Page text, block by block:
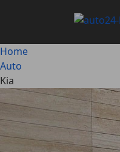
principale
Home
Auto
Kia